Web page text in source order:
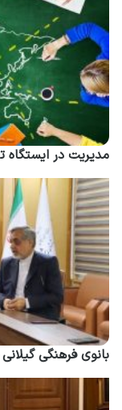
مدیریت در ایستگاه
بانوی فرهنگی